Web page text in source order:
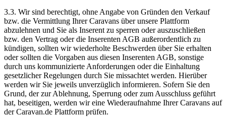
3.3. Wir sind berechtigt, ohne Angabe von Gründen den Verkauf
bzw. die Vermittlung Ihrer Caravans über unsere Plattform
abzulehnen und Sie als Inserent zu sperren oder auszuschließen
bzw. den Vertrag oder die Inserenten AGB außerordentlich zu
kündigen, sollten wir wiederholte Beschwerden über Sie erhalten
oder sollten die Vorgaben aus diesen Inserenten AGB, sonstige
durch uns kommunizierte Anforderungen oder die Einhaltung
gesetzlicher Regelungen durch Sie missachtet werden. Hierüber
werden wir Sie jeweils unverzüglich informieren. Sofern Sie den
Grund, der zur Ablehnung, Sperrung oder zum Ausschluss geführt
hat, beseitigen, werden wir eine Wiederaufnahme Ihrer Caravans auf
der Caravan.de Plattform prüfen.